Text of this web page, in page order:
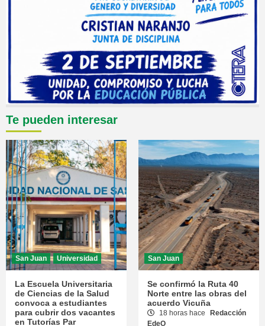
Te pueden interesar
San Juan Universidad
La Escuela Universitaria
de Ciencias de la Salud
convoca a estudiantes
para cubrir dos vacantes
en Tutorías Par
San Juan
Se confirmó la Ruta 40
Norte entre las obras del
acuerdo Vicuña
18 horas hace
Redacción
EdeO